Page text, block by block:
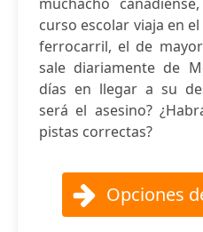
curso escolar viaja en
ferrocarril, el de
sale diariamente de
días en llegar a su
será el asesino?
pistas correctas?
Opciones